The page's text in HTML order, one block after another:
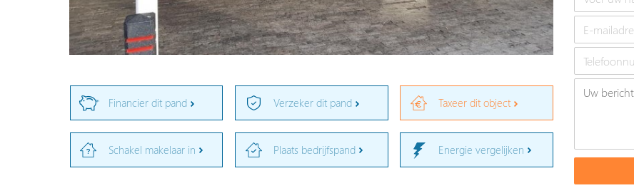
Financier dit pand Verzeker dit pand Taxeer dit object
Schakel makelaar in Plaats bedrijfspand Energie vergelijken